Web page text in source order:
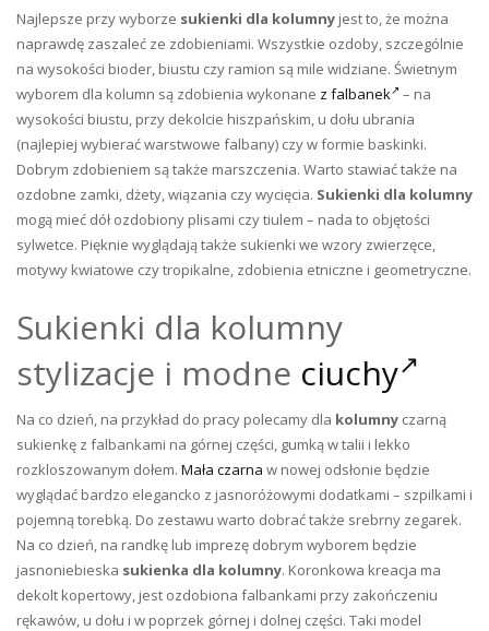
Najlepsze przy wyborze sukienki dla kolumny jest to, że można
naprawdę zaszaleć ze zdobieniami. Wszystkie ozdoby, szczególnie
na wysokości bioder, biustu czy ramion są mile widziane. Świetnym
wyborem dla kolumn są zdobienia wykonane z falbanek
– na
wysokości biustu, przy dekolcie hiszpańskim, u dołu ubrania
(najlepiej wybierać warstwowe falbany) czy w formie baskinki.
Dobrym zdobieniem są także marszczenia. Warto stawiać także na
ozdobne zamki, dżety, wiązania czy wycięcia. Sukienki dla kolumny
mogą mieć dół ozdobiony plisami czy tiulem – nada to objętości
sylwetce. Pięknie wyglądają także sukienki we wzory zwierzęce,
motywy kwiatowe czy tropikalne, zdobienia etniczne i geometryczne.
Sukienki dla kolumny
stylizacje i modne ciuchy
Na co dzień, na przykład do pracy polecamy dla kolumny czarną
sukienkę z falbankami na górnej części, gumką w talii i lekko
rozkloszowanym dołem. Mała czarna w nowej odsłonie będzie
wyglądać bardzo elegancko z jasnoróżowymi dodatkami – szpilkami i
pojemną torebką. Do zestawu warto dobrać także srebrny zegarek.
Na co dzień, na randkę lub imprezę dobrym wyborem będzie
jasnoniebieska sukienka dla kolumny. Koronkowa kreacja ma
dekolt kopertowy, jest ozdobiona falbankami przy zakończeniu
rękawów, u dołu i w poprzek górnej i dolnej części. Taki model